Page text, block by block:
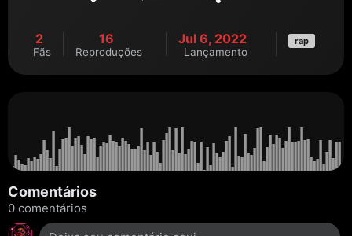
2
Fãs
16
Reproduções
Jul 6, 2022
Lançamento
rap
Comentários
0 comentários